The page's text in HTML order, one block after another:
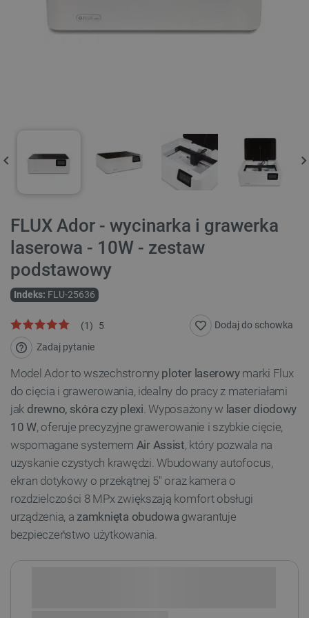
FLUX Ador - wycinarka i grawerka
laserowa - 10W - zestaw
podstawowy
Indeks: FLU-25636
5
(1)
Zadaj pytanie
Dodaj do schowka
Model Ador to wszechstronny ploter laserowymarki Flux
do cięcia i grawerowania, idealny do pracy z materiałami
jak drewno, skóra czy plexi. Wyposażony w laser diodowy
10 W, oferuje precyzyjne grawerowanie i szybkie cięcie,
wspomagane systemem Air Assist, który pozwala na
uzyskanie czystych krawędzi. Wbudowany autofocus,
ekran dotykowy o przekątnej 5'' oraz kamera o
rozdzielczości 8 MPx zwiększają komfort obsługi
urządzenia, azamknięta obudowa gwarantuje
bezpieczeństwo użytkowania.